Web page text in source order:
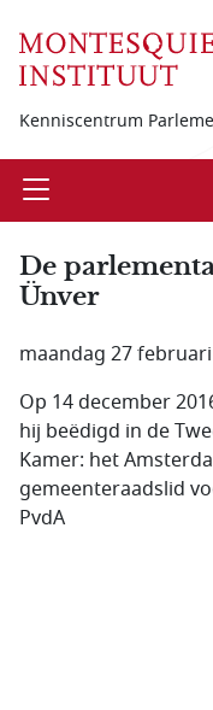
Kenniscentrum
Open
De
Ünver
maandag 27
Op 14 december
hij beëdigd in de
Kamer: het
gemeenteraadslid
PvdA